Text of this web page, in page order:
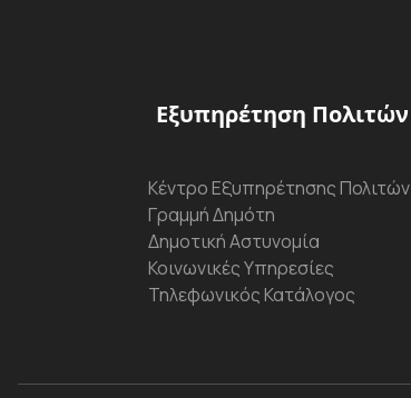
Εξυπηρέτηση Πολιτών
Κέντρο Εξυπηρέτησης Πολιτών
Γραμμή Δημότη
Δημοτική Αστυνομία
Κοινωνικές Υπηρεσίες
Τηλεφωνικός Κατάλογος